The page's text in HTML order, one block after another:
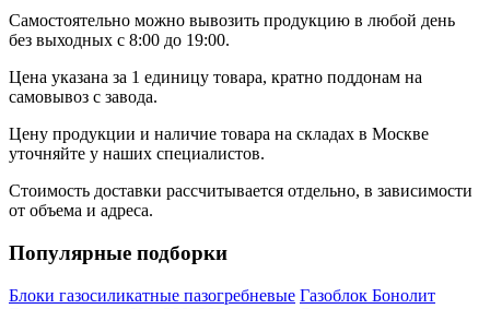
Самостоятельно можно вывозить продукцию в любой день
без выходных с 8:00 до 19:00.
Цена указана за 1 единицу товара, кратно поддонам на
самовывоз с завода.
Цену продукции и наличие товара на складах в Москве
уточняйте у наших специалистов.
Стоимость доставки рассчитывается отдельно, в зависимости
от объема и адреса.
Популярные подборки
Блоки газосиликатные пазогребневые Газоблок Бонолит